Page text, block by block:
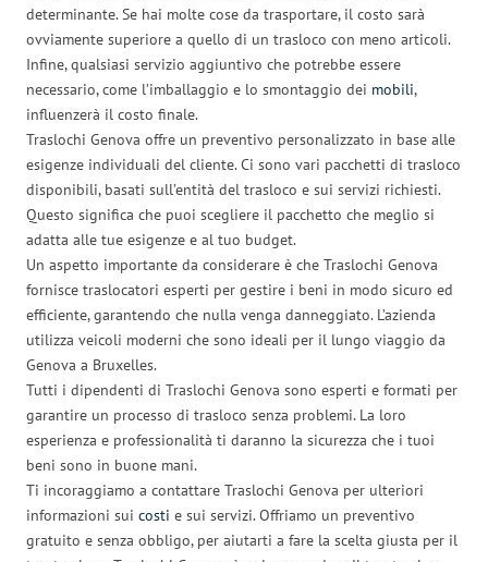
determinante. Se hai molte cose da trasportare, il costo sarà
ovviamente superiore a quello di un trasloco con meno articoli.
Infine, qualsiasi servizio aggiuntivo che potrebbe essere
necessario, come l’imballaggio e lo smontaggio dei mobili,
influenzerà il costo finale.
Traslochi Genova offre un preventivo personalizzato in base alle
esigenze individuali del cliente. Ci sono vari pacchetti di trasloco
disponibili, basati sull’entità del trasloco e sui servizi richiesti.
Questo significa che puoi scegliere il pacchetto che meglio si
adatta alle tue esigenze e al tuo budget.
Un aspetto importante da considerare è che Traslochi Genova
fornisce traslocatori esperti per gestire i beni in modo sicuro ed
efficiente, garantendo che nulla venga danneggiato. L’azienda
utilizza veicoli moderni che sono ideali per il lungo viaggio da
Genova a Bruxelles.
Tutti i dipendenti di Traslochi Genova sono esperti e formati per
garantire un processo di trasloco senza problemi. La loro
esperienza e professionalità ti daranno la sicurezza che i tuoi
beni sono in buone mani.
Ti incoraggiamo a contattare Traslochi Genova per ulteriori
informazioni sui costi e sui servizi. Offriamo un preventivo
gratuito e senza obbligo, per aiutarti a fare la scelta giusta per il